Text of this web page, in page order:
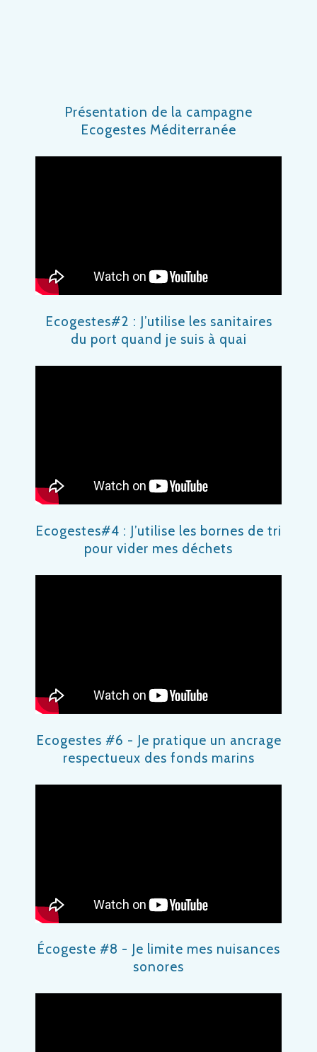
Présentation de la campagne
Ecogestes Méditerranée
Ecogestes#2 : J’utilise les sanitaires
du port quand je suis à quai
Ecogestes#4 : J’utilise les bornes de tri
pour vider mes déchets
Ecogestes #6 - Je pratique un ancrage
respectueux des fonds marins
Écogeste #8 - Je limite mes nuisances
sonores